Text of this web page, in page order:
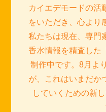
カイエデモードの活
をいただき、心より
私たちは現在、専門
香水情報を精査した
制作中です。8月よ
が、これはいまだか
していくための新